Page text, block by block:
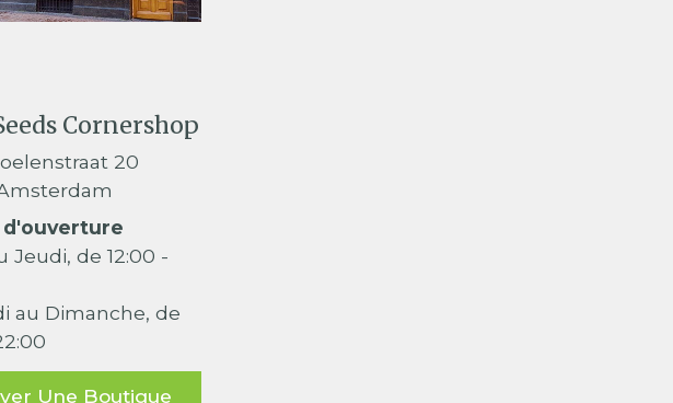
Cornershop
20
d'ouverture
Jeudi, de 12:00 -
au Dimanche, de
Une Boutique